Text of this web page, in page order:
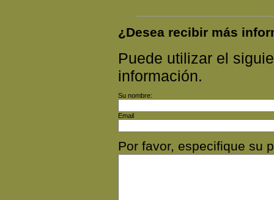
¿Desea recibir más
Puede utilizar el
información.
Su nombre:
Email
Por favor, especifique su